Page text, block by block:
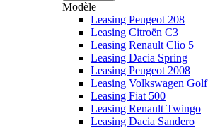
Modèle
Leasing Peugeot 208
Leasing Citroën C3
Leasing Renault Clio 5
Leasing Dacia Spring
Leasing Peugeot 2008
Leasing Volkswagen Golf
Leasing Fiat 500
Leasing Renault Twingo
Leasing Dacia Sandero